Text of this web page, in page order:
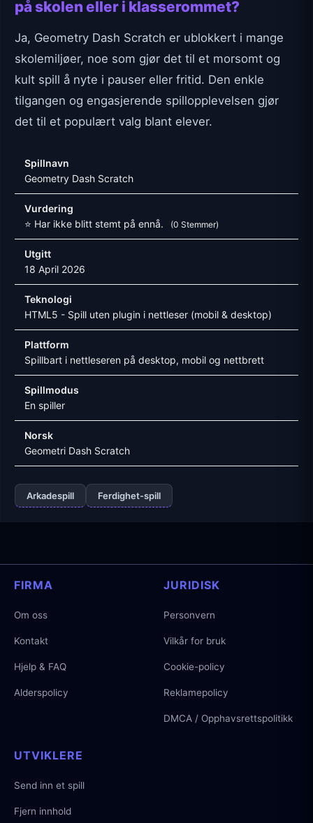
på skolen eller i klasserommet?
Ja, Geometry Dash Scratch er ublokkert i mange
skolemiljøer, noe som gjør det til et morsomt og
kult spill å nyte i pauser eller fritid. Den enkle
tilgangen og engasjerende spillopplevelsen gjør
det til et populært valg blant elever.
Spillnavn
Geometry Dash Scratch
Vurdering
⭐ Har ikke blitt stemt på ennå.
(0 Stemmer)
Utgitt
18 April 2026
Teknologi
HTML5 - Spill uten plugin i nettleser (mobil & desktop)
Plattform
Spillbart i nettleseren på desktop, mobil og nettbrett
Spillmodus
En spiller
Norsk
Geometri Dash Scratch
Arkadespill Ferdighet-spill
FIRMA
Om oss
Kontakt
Hjelp & FAQ
Alderspolicy
JURIDISK
Personvern
Vilkår for bruk
Cookie-policy
Reklamepolicy
DMCA / Opphavsrettspolitikk
UTVIKLERE
Send inn et spill
Fjern innhold